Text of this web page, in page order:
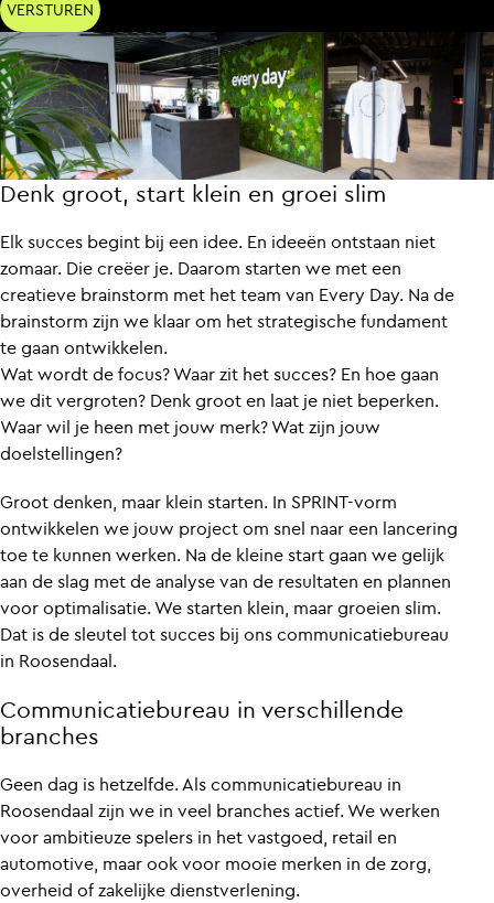
Denk groot, start klein en groei slim
Elk succes begint bij een idee. En ideeën ontstaan niet
zomaar. Die creëer je. Daarom starten we met een
creatieve brainstorm met het team van Every Day. Na de
brainstorm zijn we klaar om het strategische fundament
te gaan ontwikkelen.
Wat wordt de focus? Waar zit het succes? En hoe gaan
we dit vergroten? Denk groot en laat je niet beperken.
Waar wil je heen met jouw merk? Wat zijn jouw
doelstellingen?
Groot denken, maar klein starten. In SPRINT-vorm
ontwikkelen we jouw project om snel naar een lancering
toe te kunnen werken. Na de kleine start gaan we gelijk
aan de slag met de analyse van de resultaten en plannen
voor optimalisatie. We starten klein, maar groeien slim.
Dat is de sleutel tot succes bij ons communicatiebureau
in Roosendaal.
Communicatiebureau in verschillende
branches
Geen dag is hetzelfde. Als communicatiebureau in
Roosendaal zijn we in veel branches actief. We werken
voor ambitieuze spelers in het vastgoed, retail en
automotive, maar ook voor mooie merken in de zorg,
overheid of zakelijke dienstverlening.